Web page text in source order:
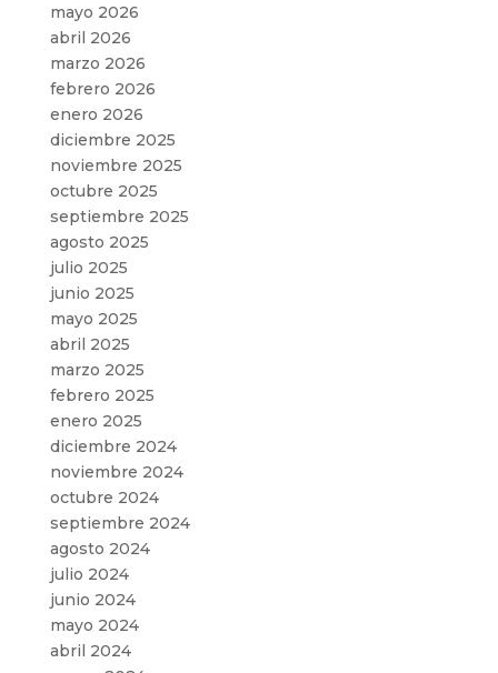
mayo 2026
abril 2026
marzo 2026
febrero 2026
enero 2026
diciembre 2025
noviembre 2025
octubre 2025
septiembre 2025
agosto 2025
julio 2025
junio 2025
mayo 2025
abril 2025
marzo 2025
febrero 2025
enero 2025
diciembre 2024
noviembre 2024
octubre 2024
septiembre 2024
agosto 2024
julio 2024
junio 2024
mayo 2024
abril 2024